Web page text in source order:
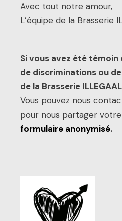
Avec tout notre amour,
L’équipe de la Brasserie
Si vous avez été
de discriminations ou
de la Brasserie ILLEGAAL
Vous pouvez nous
pour nous partager
formulaire anonymisé.